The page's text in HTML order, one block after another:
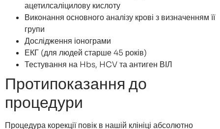
ацетилсаліцилову кислоту
Виконання основного аналізу крові з визначенням її
групи
Дослідження іонограми
ЕКГ (для людей старше 45 років)
Тестування на Hbs, HCV та антиген ВІЛ
Протипоказання до
процедури
Процедура корекції повік в нашій клініці абсолютно